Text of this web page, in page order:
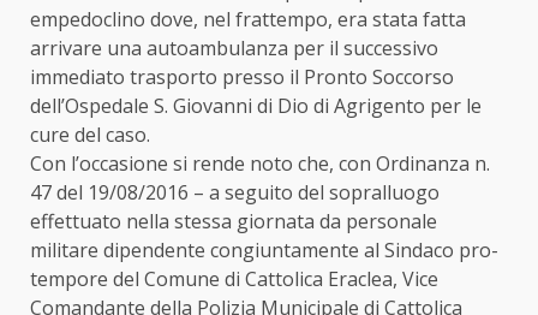
empedoclino dove, nel frattempo, era stata fatta
arrivare una autoambulanza per il successivo
immediato trasporto presso il Pronto Soccorso
dell’Ospedale S. Giovanni di Dio di Agrigento per le
cure del caso.
Con l’occasione si rende noto che, con Ordinanza n.
47 del 19/08/2016 – a seguito del sopralluogo
effettuato nella stessa giornata da personale
militare dipendente congiuntamente al Sindaco pro-
tempore del Comune di Cattolica Eraclea, Vice
Comandante della Polizia Municipale di Cattolica